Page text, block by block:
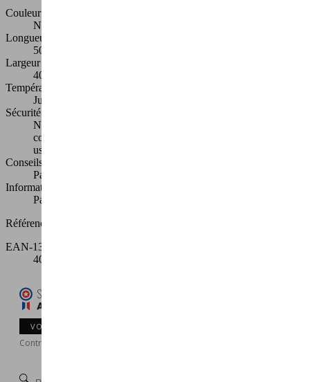
Couleur
Noir
Longueur
50 cm
Largeur
40 cm
Température
Jusqu'à 260°C
Sécurité - Recommandations
Ne pas coller contre la résistance du four - Ne pas mettre au
contact direct des flammes sur barbecue - Utilisez des
ustensiles en bois, non tranchants et non abrasifs
Conseils d'entretien
Passe au lave-vaisselle
Informations complémentaires
Passe au four
Références spécifiques
EAN-13
4003073933394
VOIR L'ATTESTATION
Contrôle & qualité